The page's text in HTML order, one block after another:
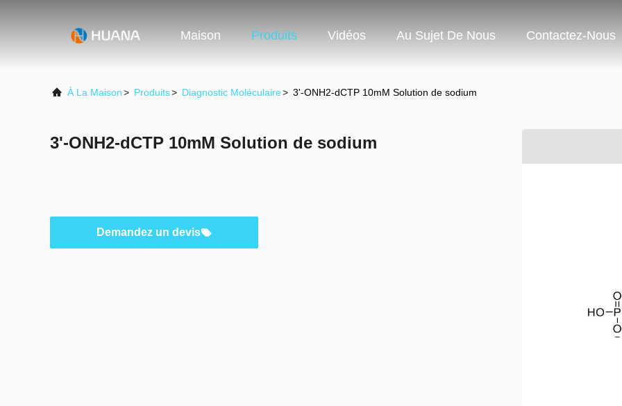
Maison Produits Vidéos Au Sujet De Nous Contactez-Nous
À La Maison> Produits> Diagnostic Moléculaire> 3'-ONH2-dCTP 10mM Solution de sodium
3'-ONH2-dCTP 10mM Solution de sodium
Demandez un devis